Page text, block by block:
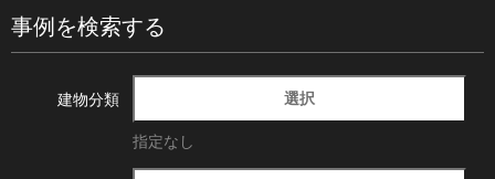
事例を検索する
建物分類 選択
指定なし